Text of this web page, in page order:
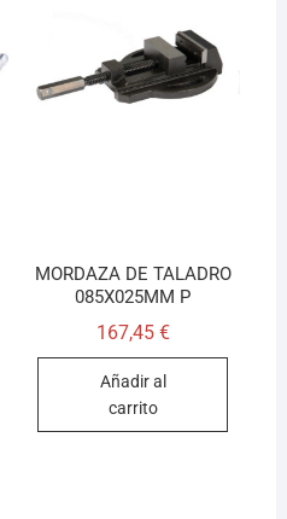
MORDAZA DE TALADRO
085X025MM P
167,45 €
Añadir al
carrito